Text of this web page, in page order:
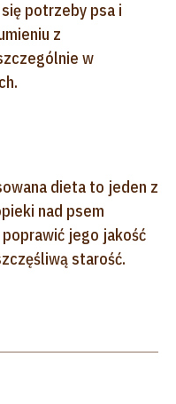
potrzeby psa i
z
w
dieta to jeden z
nad psem
jego jakość
starość.